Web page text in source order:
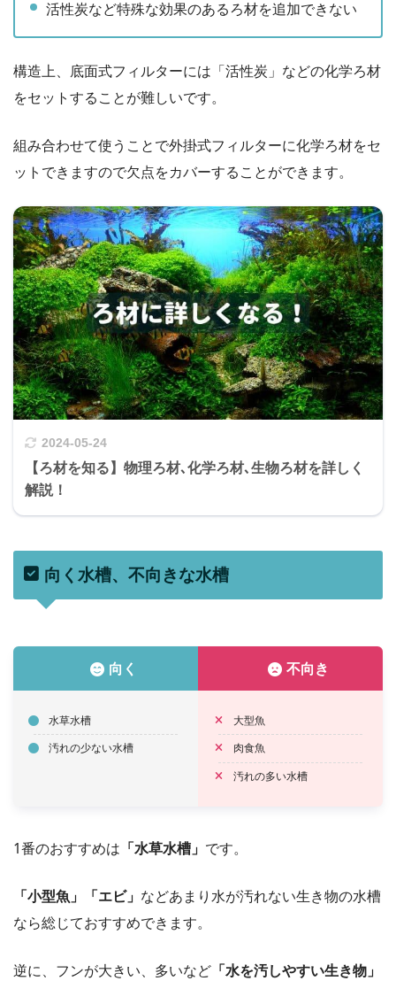
活性炭など特殊な効果のあるろ材を追加できない
構造上、底面式フィルターには「活性炭」などの化学ろ材
をセットすることが難しいです。
組み合わせて使うことで外掛式フィルターに化学ろ材をセ
ットできますので欠点をカバーすることができます。
2024-05-24
【ろ材を知る】物理ろ材､化学ろ材､生物ろ材を詳しく
解説！
向く水槽、不向きな水槽
向く
水草水槽
汚れの少ない水槽
不向き
大型魚
肉食魚
汚れの多い水槽
1番のおすすめは 「水草水槽」 です。
「小型魚」「エビ」 などあまり水が汚れない生き物の水槽
なら総じておすすめできます。
逆に、フンが大きい、多いなど 「水を汚しやすい生き物」